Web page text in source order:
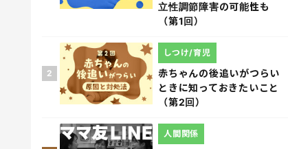
立性調節障害の可能性も
（第1回）
2
赤ちゃんの後追いがつらい
ときに知っておきたいこと
（第2回）
しつけ/育児
人間関係